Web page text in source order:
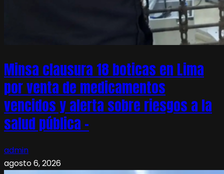
Minsa clausura 18 boticas en Lima
por venta de medicamentos
vencidos y alerta sobre riesgos a la
salud pública –
admin
agosto 6, 2026